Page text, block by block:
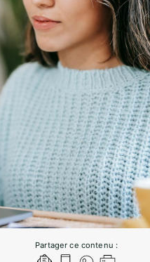
Partager ce contenu :